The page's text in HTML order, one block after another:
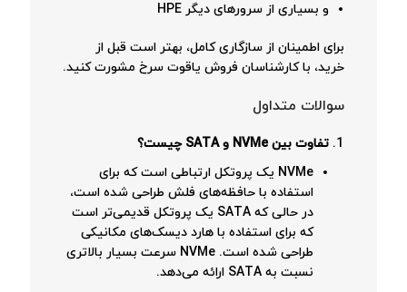
و بسیاری از سرورهای دیگر HPE
برای اطمینان از سازگاری کامل، بهتر است قبل از
خرید، با کارشناسان فروش یاقوت سرخ مشورت کنید.
سوالات متداول
تفاوت بین NVMe و SATA چیست؟
NVMe یک پروتکل ارتباطی است که برای
استفاده با حافظه‌های فلش طراحی شده است،
در حالی که SATA یک پروتکل قدیمی‌تر است
که برای استفاده با هارد دیسک‌های مکانیکی
طراحی شده است. NVMe سرعت بسیار بالاتری
نسبت به SATA ارائه می‌دهد.